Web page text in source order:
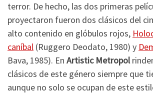
terror. De hecho, las dos primeras
proyectaron fueron dos clásicos del
alto contenido en glóbulos rojos,
caníbal (Ruggero Deodato, 1980) y
Bava, 1985). En Artistic Metropol
clásicos de este género siempre que
aunque no solo se ocupan de este